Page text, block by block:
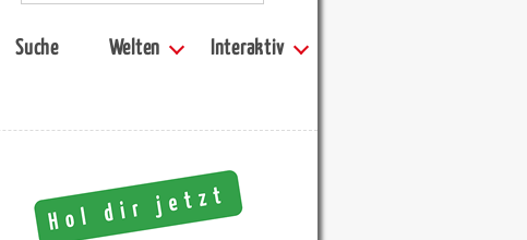
Suche Welten Interaktiv